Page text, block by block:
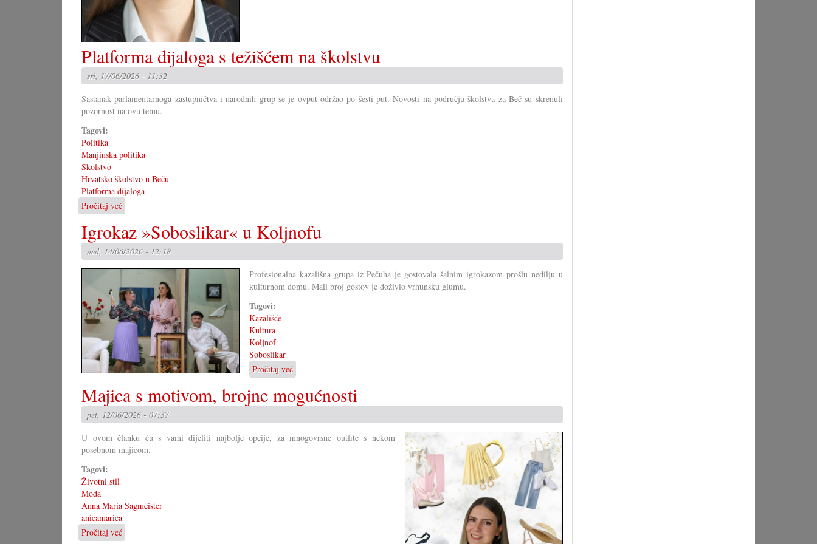
Platforma dijaloga s težišćem na školstvu
sri, 17/06/2026 - 11:32
Sastanak parlamentarnoga zastupničtva i narodnih grup se je ovput održao po šesti put. Novosti na području školstva za Beč su skrenuli
pozornost na ovu temu.
Tagovi:
Politika
Manjinska politika
Školstvo
Hrvatsko školstvo u Beču
Platforma dijaloga
Pročitaj već
Platforma
dijaloga
s
težišćem
na
Igrokaz »Soboslikar« u Koljnofu
ned, 14/06/2026 - 12:18
Profesionalna kazališna grupa iz Pečuha je gostovala šalnim igrokazom prošlu nedilju u
kulturnom domu. Mali broj gostov je doživio vrhunsku glumu.
Tagovi:
Kazališće
Kultura
Koljnof
Soboslikar
Pročitaj već
Igrokaz
»Soboslikar«
u
Majica s motivom, brojne mogućnosti
pet, 12/06/2026 - 07:37
U ovom članku ću s vami dijeliti najbolje opcije, za mnogovrsne outfite s nekom
posebnom majicom.
Tagovi:
Životni stil
Moda
Anna Maria Sagmeister
anicamarica
Pročitaj već